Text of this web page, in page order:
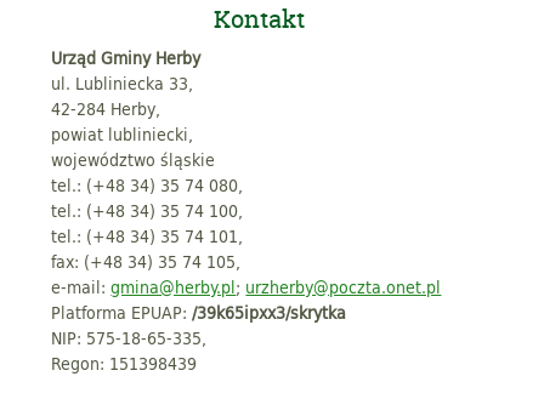
Kontakt
Urząd Gminy Herby
ul. Lubliniecka 33,
42-284 Herby,
powiat lubliniecki,
województwo śląskie
tel.: (+48 34) 35 74 080,
tel.: (+48 34) 35 74 100,
tel.: (+48 34) 35 74 101,
fax: (+48 34) 35 74 105,
e-mail:gmina@herby.pl; urzherby@poczta.onet.pl
Platforma EPUAP:/39k65ipxx3/skrytka
NIP: 575-18-65-335,
Regon: 151398439